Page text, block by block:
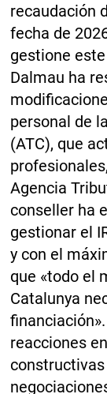
recaudación
fecha de
gestione
Dalmau ha
personal de
(ATC), que
Agencia
conseller ha
gestionar el
y con el
que «todo el
Catalunya
reacciones